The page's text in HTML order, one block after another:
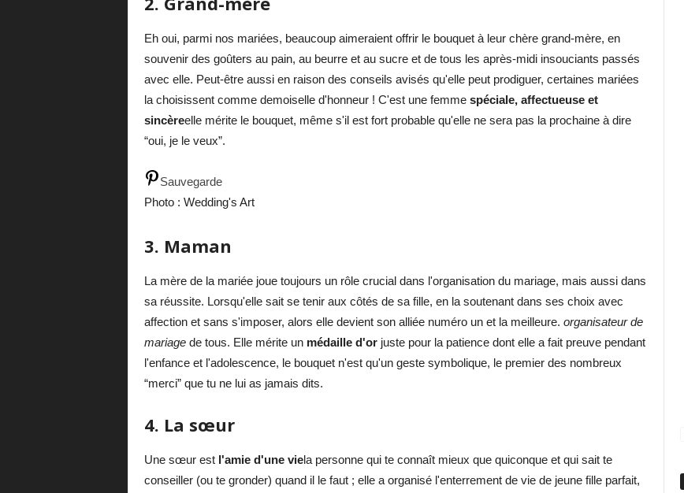
Eh oui, parmi nos mariées, beaucoup aimeraient offrir le bouquet à leur chère grand-mère, en
souvenir des goûters au pain, au beurre et au sucre et de tous les après-midi insouciants passés
avec elle. Peut-être aussi en raison des conseils avisés qu'elle peut prodiguer, certaines mariées
la choisissent comme demoiselle d'honneur ! C'est une femme spéciale, affectueuse et
sincèreelle mérite le bouquet, même s'il est fort probable qu'elle ne sera pas la prochaine à dire
“oui, je le veux”.
Sauvegarde
Photo : Wedding's Art
3. Maman
La mère de la mariée joue toujours un rôle crucial dans l'organisation du mariage, mais aussi dans
sa réussite. Lorsqu'elle sait se tenir aux côtés de sa fille, en la soutenant dans ses choix avec
affection et sans s'imposer, alors elle devient son alliée numéro un et la meilleure. organisateur de
mariagede tous. Elle mérite un médaille d'orjuste pour la patience dont elle a fait preuve pendant
l'enfance et l'adolescence, le bouquet n'est qu'un geste symbolique, le premier des nombreux
“merci” que tu ne lui as jamais dits.
4. La sœur
Une sœur est l'amie d'une viela personne qui te connaît mieux que quiconque et qui sait te
conseiller (ou te gronder) quand il le faut ; elle a organisé l'enterrement de vie de jeune fille parfait,